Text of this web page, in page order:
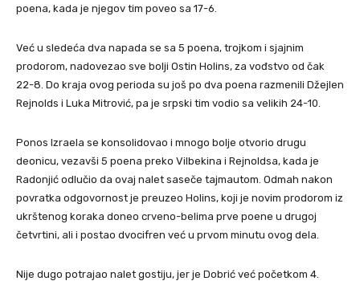
poena, kada je njegov tim poveo sa 17-6.
Već u sledeća dva napada se sa 5 poena, trojkom i sjajnim
prodorom, nadovezao sve bolji Ostin Holins, za vođstvo od čak
22-8. Do kraja ovog perioda su još po dva poena razmenili Džejlen
Rejnolds i Luka Mitrović, pa je srpski tim vodio sa velikih 24-10.
Ponos Izraela se konsolidovao i mnogo bolje otvorio drugu
deonicu, vezavši 5 poena preko Vilbekina i Rejnoldsa, kada je
Radonjić odlučio da ovaj nalet saseče tajmautom. Odmah nakon
povratka odgovornost je preuzeo Holins, koji je novim prodorom iz
ukrštenog koraka doneo crveno-belima prve poene u drugoj
četvrtini, ali i postao dvocifren već u prvom minutu ovog dela.
Nije dugo potrajao nalet gostiju, jer je Dobrić već početkom 4.